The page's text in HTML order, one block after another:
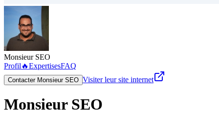
Monsieur SEO
Profil 🔥ExpertisesFAQ
Contacter Monsieur SEO Visiter leur site internet
Monsieur SEO